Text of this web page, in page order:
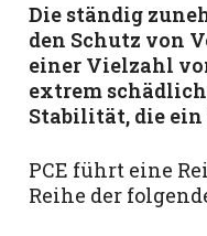
Die ständig
den Schutz von
einer Vielzahl
extrem
Stabilität, die ein
PCE führt eine
Reihe der